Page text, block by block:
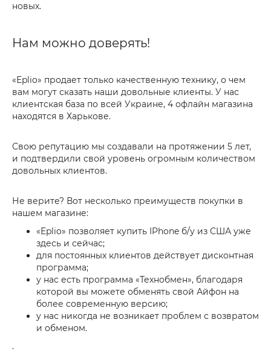
новых.
Нам можно доверять!
«Eplio» продает только качественную технику, о чем
вам могут сказать наши довольные клиенты. У нас
клиентская база по всей Украине, 4 офлайн магазина
находятся в Харькове.
Свою репутацию мы создавали на протяжении 5 лет,
и подтвердили свой уровень огромным количеством
довольных клиентов.
Не верите? Вот несколько преимуществ покупки в
нашем магазине:
«Eplio» позволяет купить IPhone б/у из США уже
здесь и сейчас;
для постоянных клиентов действует дисконтная
программа;
у нас есть программа «Технобмен», благодаря
которой вы можете обменять свой Айфон на
более современную версию;
у нас никогда не возникает проблем с возвратом
и обменом.
.